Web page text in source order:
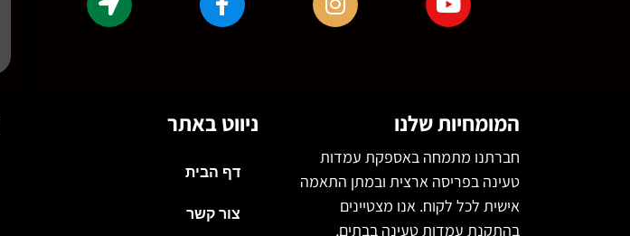
המומחיות שלנו
חברתנו מתמחה באספקת עמדות
טעינה בפריסה ארצית ובמתן התאמה
אישית לכל לקוח. אנו מצטיינים
בהתקנת עמדות טעינה בבתים,
ניווט באתר
דף הבית
צור קשר